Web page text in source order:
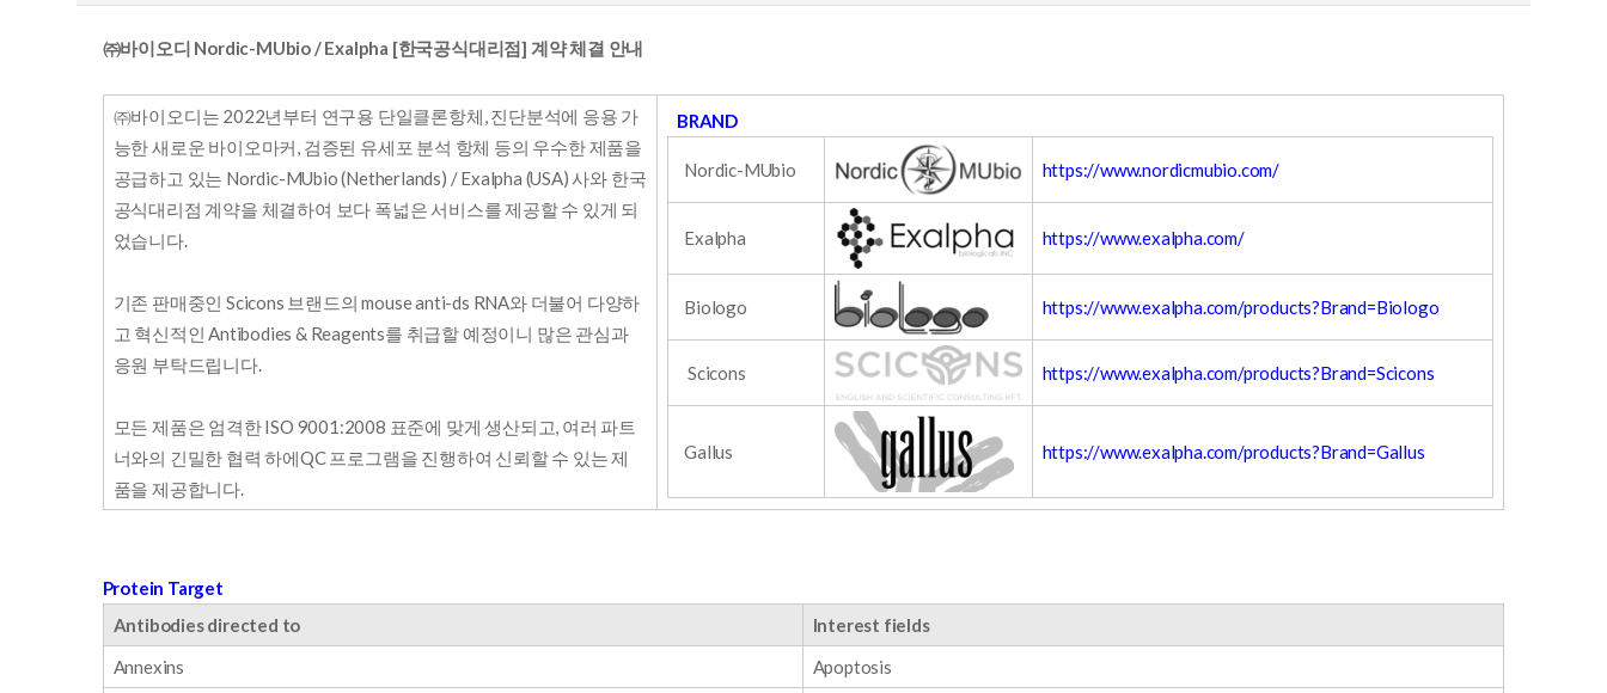
㈜바이오디 Nordic-MUbio / Exalpha [한국공식대리점] 계약 체결 안내
㈜바이오디는 2022년부터 연구용 단일클론항체, 진단분석에 응용 가
능한 새로운 바이오마커, 검증된 유세포 분석 항체 등의 우수한 제품을
공급하고 있는 Nordic-MUbio (Netherlands) / Exalpha (USA) 사와 한국
공식대리점 계약을 체결하여 보다 폭넓은 서비스를 제공할 수 있게 되
었습니다.
기존 판매중인 Scicons 브랜드의 mouse anti-ds RNA와 더불어 다양하
고 혁신적인 Antibodies & Reagents를 취급할 예정이니 많은 관심과
응원 부탁드립니다.
모든 제품은 엄격한 ISO 9001:2008 표준에 맞게 생산되고, 여러 파트
너와의 긴밀한 협력 하에QC 프로그램을 진행하여 신뢰할 수 있는 제
품을 제공합니다.
BRAND
Nordic-MUbio https://www.nordicmubio.com/
Exalpha https://www.exalpha.com/
Biologo https://www.exalpha.com/products?Brand=Biologo
Scicons https://www.exalpha.com/products?Brand=Scicons
Gallus https://www.exalpha.com/products?Brand=Gallus
Protein Target
Antibodies directed to
Interest fields
Annexins
Apoptosis